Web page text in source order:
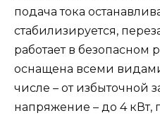
подача тока
стабилизируется,
работает в
оснащена всеми
числе – от избыточной
напряжение – до 4 кВт,